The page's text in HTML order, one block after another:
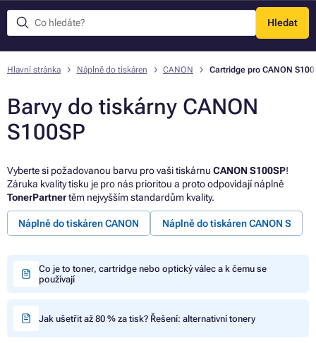
Hledat
Menu
Hlavní stránka Náplně do tiskáren CANON Cartridge pro CANON
Barvy do tiskárny CANON
S100SP
Vyberte si požadovanou barvu pro vaši tiskárnu CANON S100SP!
Záruka kvality tisku je pro nás prioritou a proto odpovídají náplně
TonerPartnertěm nejvyšším standardům kvality.
Náplně do tiskáren CANON Náplně do tiskáren CANON S
Co je to toner, cartridge nebo optický válec a k čemu se
používají
Jak ušetřit až 80 % za tisk? Řešení: alternativní tonery